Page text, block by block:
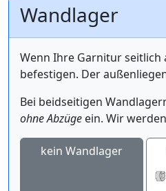
Wandlager
Wenn Ihre Garnitur seitlich
befestigen. Der
Bei beidseitigen
ohne Abzüge ein. Wir
kein Wandlager